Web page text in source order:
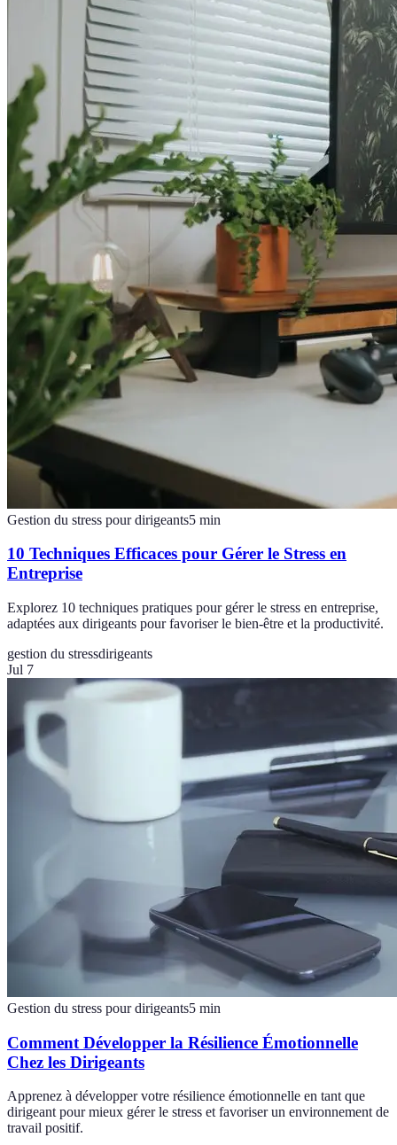
Gestion du stress pour dirigeants5 min
10 Techniques Efficaces pour Gérer le Stress en
Entreprise
Explorez 10 techniques pratiques pour gérer le stress en entreprise,
adaptées aux dirigeants pour favoriser le bien-être et la productivité.
gestion du stressdirigeants
Jul 7
Gestion du stress pour dirigeants5 min
Comment Développer la Résilience Émotionnelle
Chez les Dirigeants
Apprenez à développer votre résilience émotionnelle en tant que
dirigeant pour mieux gérer le stress et favoriser un environnement de
travail positif.